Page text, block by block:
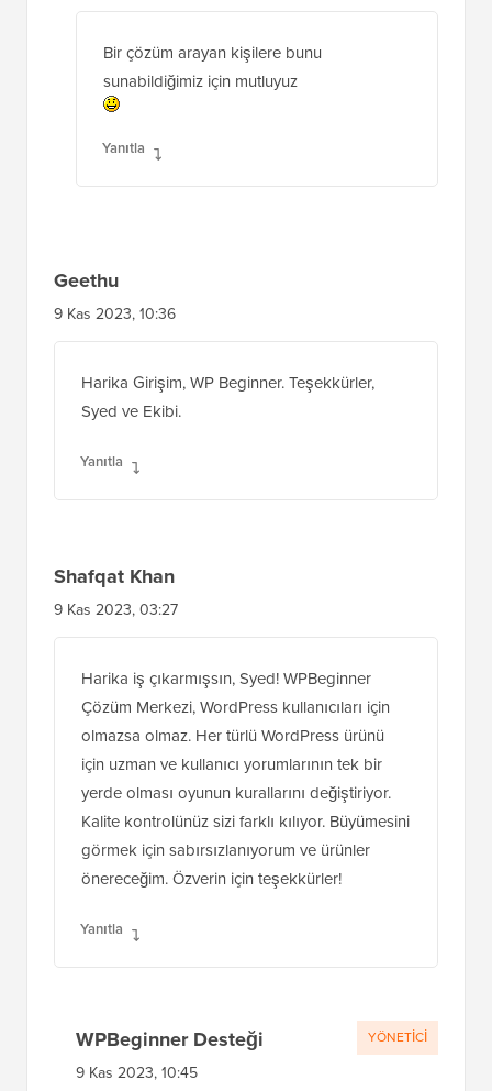
Bir çözüm arayan kişilere bunu
sunabildiğimiz için mutluyuz
Yanıtla
Geethu
9 Kas 2023, 10:36
Harika Girişim, WP Beginner. Teşekkürler,
Syed ve Ekibi.
Yanıtla
Shafqat Khan
9 Kas 2023, 03:27
Harika iş çıkarmışsın, Syed! WPBeginner
Çözüm Merkezi, WordPress kullanıcıları için
olmazsa olmaz. Her türlü WordPress ürünü
için uzman ve kullanıcı yorumlarının tek bir
yerde olması oyunun kurallarını değiştiriyor.
Kalite kontrolünüz sizi farklı kılıyor. Büyümesini
görmek için sabırsızlanıyorum ve ürünler
önereceğim. Özverin için teşekkürler!
Yanıtla
WPBeginner Desteği
9 Kas 2023, 10:45
YÖNETICI